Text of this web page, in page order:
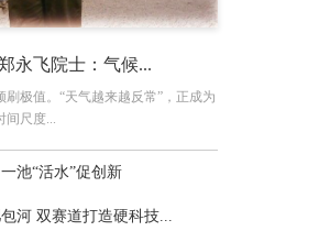
永飞院士：气候...
极值。“天气越来越反常”，正成为
间尺度...
池“活水”促创新
包河 双赛道打造硬科技...